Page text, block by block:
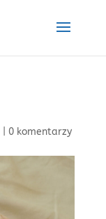
0 komentarzy